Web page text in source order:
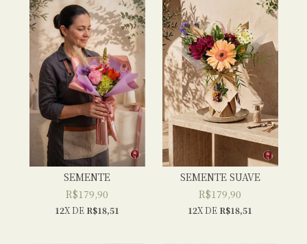
SEMENTE
R$179,90
12X DE R$18,51
SEMENTE SUAVE
R$179,90
12X DE R$18,51